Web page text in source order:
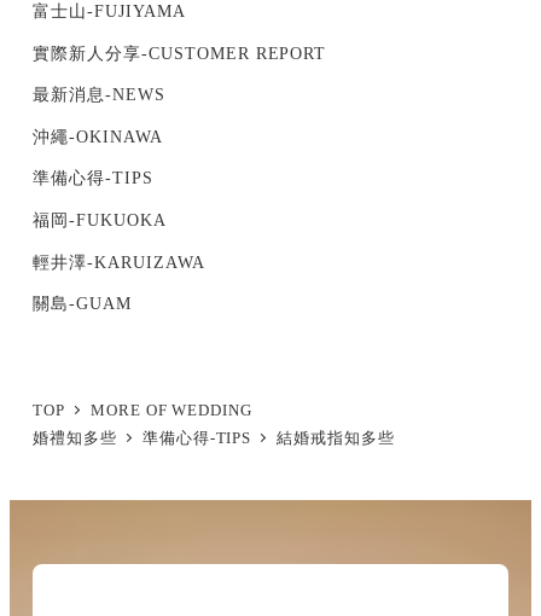
富士山-FUJIYAMA
實際新人分享-CUSTOMER REPORT
最新消息-NEWS
沖繩-OKINAWA
準備心得-TIPS
福岡-FUKUOKA
輕井澤-KARUIZAWA
關島-GUAM
TOP
MORE OF WEDDING
婚禮知多些
準備心得-TIPS 結婚戒指知多些